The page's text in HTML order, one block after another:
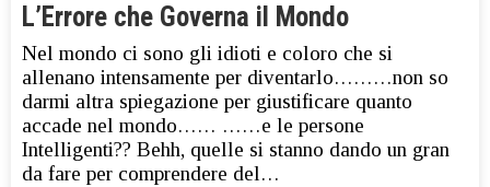
L’Errore che Governa il Mondo
Nel mondo ci sono gli idioti e coloro che si
allenano intensamente per diventarlo………non so
darmi altra spiegazione per giustificare quanto
accade nel mondo…… ……e le persone
Intelligenti?? Behh, quelle si stanno dando un gran
da fare per comprendere del…